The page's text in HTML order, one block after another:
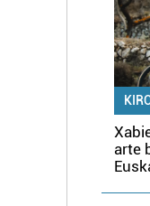
arte